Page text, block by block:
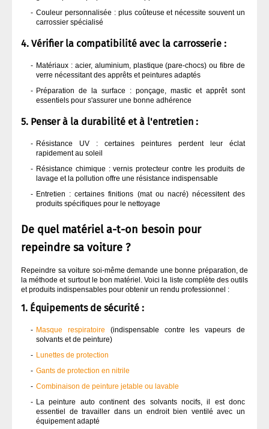
Couleur personnalisée : plus coûteuse et nécessite souvent un
carrossier spécialisé
4. Vérifier la compatibilité avec la carrosserie :
Matériaux : acier, aluminium, plastique (pare-chocs) ou fibre de
verre nécessitant des apprêts et peintures adaptés
Préparation de la surface : ponçage, mastic et apprêt sont
essentiels pour s'assurer une bonne adhérence
5. Penser à la durabilité et à l'entretien :
Résistance UV : certaines peintures perdent leur éclat
rapidement au soleil
Résistance chimique : vernis protecteur contre les produits de
lavage et la pollution offre une résistance indispensable
Entretien : certaines finitions (mat ou nacré) nécessitent des
produits spécifiques pour le nettoyage
De quel matériel a-t-on besoin pour
repeindre sa voiture ?
Repeindre sa voiture soi-même demande une bonne préparation, de
la méthode et surtout le bon matériel. Voici la liste complète des outils
et produits indispensables pour obtenir un rendu professionnel :
1. Équipements de sécurité :
Masque respiratoire (indispensable contre les vapeurs de
solvants et de peinture)
Lunettes de protection
Gants de protection en nitrile
Combinaison de peinture jetable ou lavable
La peinture auto continent des solvants nocifs, il est donc
essentiel de travailler dans un endroit bien ventilé avec un
équipement adapté